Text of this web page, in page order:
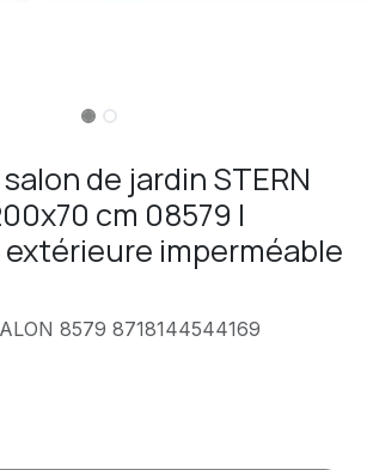
de jardin STERN
cm 08579 |
imperméable
8579 8718144544169